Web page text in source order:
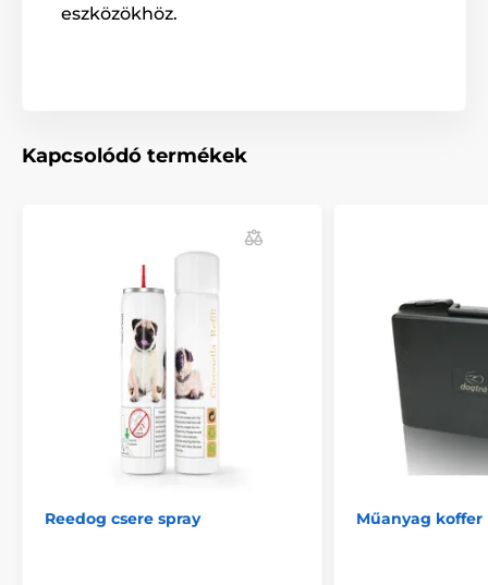
eszközökhöz.
Kapcsolódó termékek
Reedog csere spray Műanyag koffer